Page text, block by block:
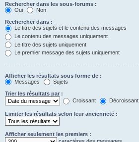
Rechercher dans les sous-forums :
Oui
Non
Rechercher dans :
Le titre des sujets et le contenu des messages
Le contenu des messages uniquement
Le titre des sujets uniquement
Le premier message des sujets uniquement
Afficher les résultats sous forme de :
Messages
Sujets
Trier les résultats par :
Croissant
Décroissant
Limiter les résultats selon leur ancienneté :
Afficher seulement les premiers :